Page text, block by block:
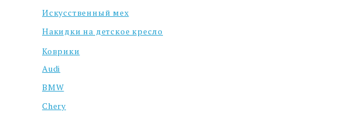
Искусственный мех
Накидки на детское кресло
Коврики
Audi
BMW
Chery